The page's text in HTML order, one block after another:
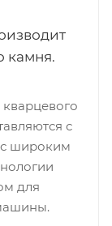
камня.
с
с широким
для